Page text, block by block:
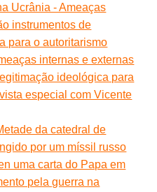
Ucrânia - Ameaças
instrumentos de
para o autoritarismo
internas e externas
ideológica para
especial com Vicente
da catedral de
por um míssil russo
uma carta do Papa em
pela guerra na